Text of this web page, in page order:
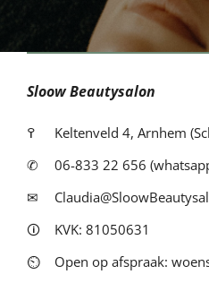
Sloow Beautysalon
߉
Keltenveld 4, Arnhem
✆
06-833 22 656
✉
🛈
KVK: 81050631
⏲
Open op afspraak: